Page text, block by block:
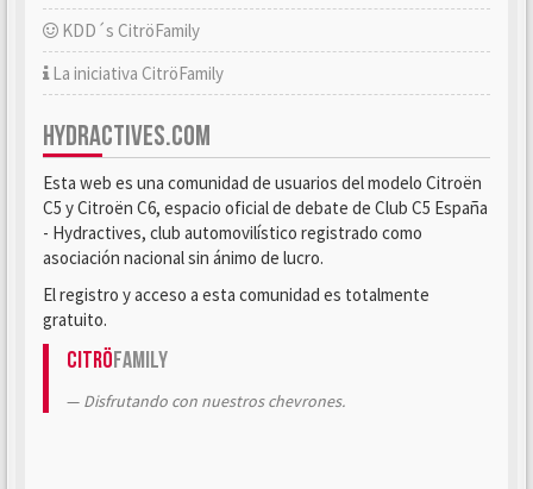
KDD´s CitröFamily
La iniciativa CitröFamily
HYDRACTIVES.COM
Esta web es una comunidad de usuarios del modelo Citroën
C5 y Citroën C6, espacio oficial de debate de Club C5 España
- Hydractives, club automovilístico registrado como
asociación nacional sin ánimo de lucro.
El registro y acceso a esta comunidad es totalmente
gratuito.
CitröFamily
Disfrutando con nuestros chevrones.